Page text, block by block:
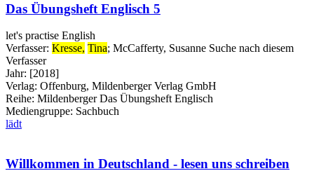
Das Übungsheft Englisch 5
let's practise English
Verfasser: Kresse, Tina; McCafferty, Susanne Suche nach diesem
Verfasser
Jahr: [2018]
Verlag: Offenburg, Mildenberger Verlag GmbH
Reihe: Mildenberger Das Übungsheft Englisch
Mediengruppe: Sachbuch
lädt
Willkommen in Deutschland - lesen uns schreiben